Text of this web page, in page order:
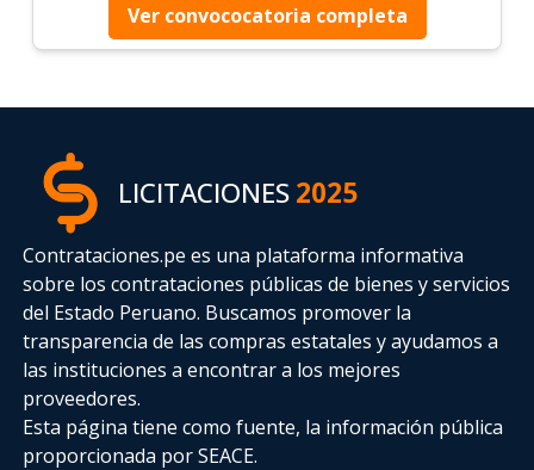
Ver convococatoria completa
LICITACIONES2025
Contrataciones.pe es una plataforma informativa
sobre los contrataciones públicas de bienes y servicios
del Estado Peruano. Buscamos promover la
transparencia de las compras estatalesy ayudamos a
las instituciones a encontrar a los mejores
proveedores.
Esta página tiene como fuente, la información pública
proporcionada por SEACE.